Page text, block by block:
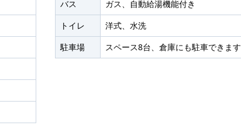
バス
ガス、自動給湯機能付き
トイレ
洋式、水洗
駐車場
スペース8台、倉庫にも駐車できます